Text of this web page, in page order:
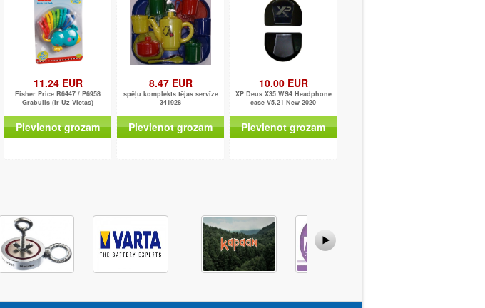
11.24 EUR
Fisher Price R6447 / P6958
Grabulis (Ir Uz Vietas)
Pievienot grozam
8.47 EUR
spēļu komplekts tējas servīze
341928
Pievienot grozam
10.00 EUR
XP Deus X35 WS4 Headphone
case V5.21 New 2020
Pievienot grozam